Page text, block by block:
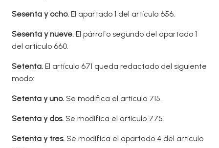
Sesenta y ocho. El apartado 1 del artículo 656.
Sesenta y nueve. El párrafo segundo del apartado 1
del artículo 660.
Setenta. El artículo 671 queda redactado del siguiente
modo:
Setenta y uno. Se modifica el artículo 715.
Setenta y dos. Se modifica el artículo 775.
Setenta y tres. Se modifica el apartado 4 del artículo